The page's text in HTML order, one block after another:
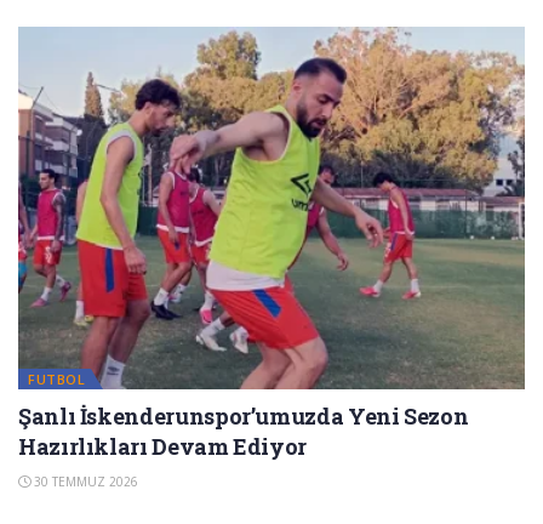
FUTBOL
Şanlı İskenderunspor’umuzda Yeni Sezon
Hazırlıkları Devam Ediyor
30 TEMMUZ 2026